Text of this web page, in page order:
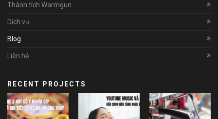
Thành tích Warmgun
Dịch vụ
Blog
Liên hệ
RECENT PROJECTS